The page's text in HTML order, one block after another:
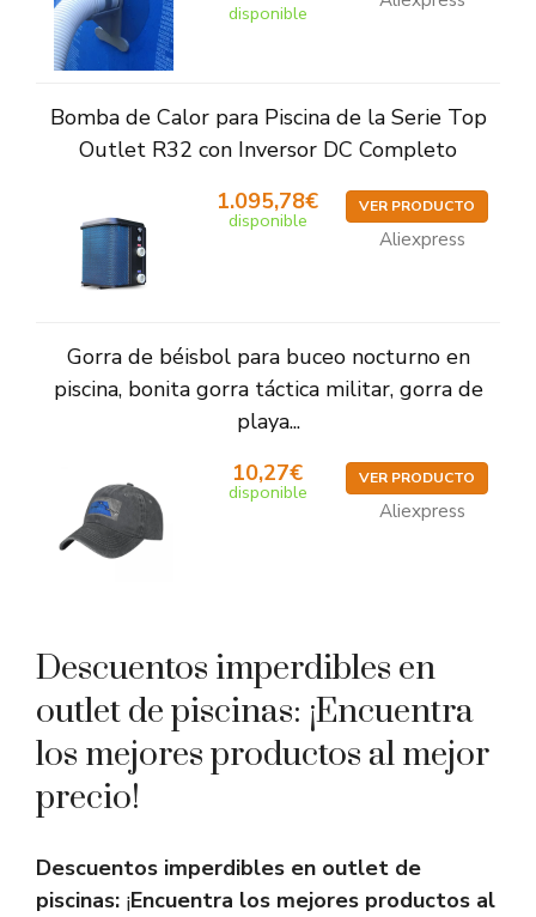
disponible
Bomba de Calor para Piscina de la Serie Top
Outlet R32 con Inversor DC Completo
1.095,78€
disponible
VER PRODUCTO
Aliexpress
Gorra de béisbol para buceo nocturno en
piscina, bonita gorra táctica militar, gorra de
playa...
10,27€
disponible
VER PRODUCTO
Aliexpress
Descuentos imperdibles en
outlet de piscinas: ¡Encuentra
los mejores productos al mejor
precio!
Descuentos imperdibles en outlet de
piscinas: ¡Encuentra los mejores productos al